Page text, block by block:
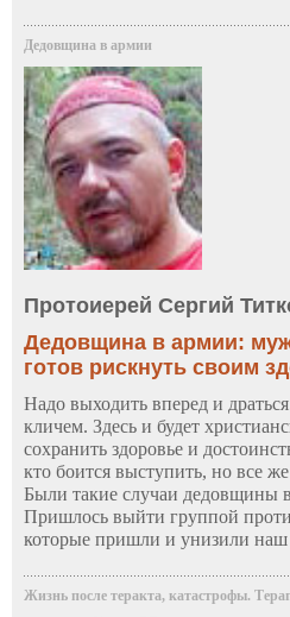
Дедовщина в армии
Протоиерей Сергий
Дедовщина в армии:
готов рискнуть своим
Надо выходить вперед и
кличем. Здесь и будет
сохранить здоровье и
кто боится выступить, но все
Были такие случаи дедовщины
Пришлось выйти группой
которые пришли и унизили наш
Жизнь после теракта, катастрофы.